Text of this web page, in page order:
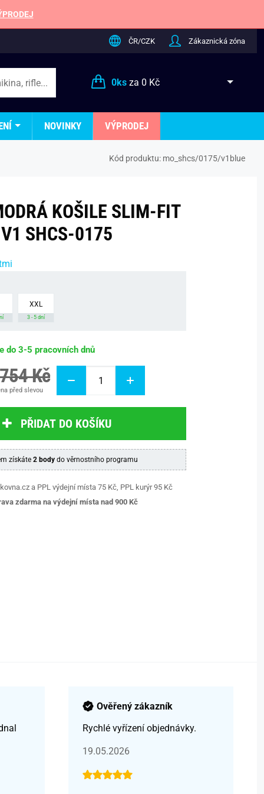
ČR/CZK Zákaznická zóna
0ksza 0 Kč
NOVINKY VÝPRODEJ
Kód produktu: mo_shcs/0175/v1blue
KOŠILE SLIM-FIT
V1 SHCS-0175
XXL
3 - 5 dní
do 3-5 pracovních dnů
Kč
před slevou
PŘIDAT DO KOŠÍKU
získáte 2 bodydo věrnostního programu
a PPL výdejní místa 75 Kč, PPL kurýr 95 Kč
zdarma na výdejní místa nad 900 Kč
Ověřený zákazník
Rychlé vyřízení objednávky.
19.05.2026